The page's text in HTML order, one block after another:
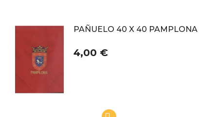
PAÑUELO 40 X 40 PAMPLONA
4,00 €